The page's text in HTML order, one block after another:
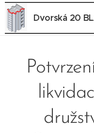
Dvorská 20